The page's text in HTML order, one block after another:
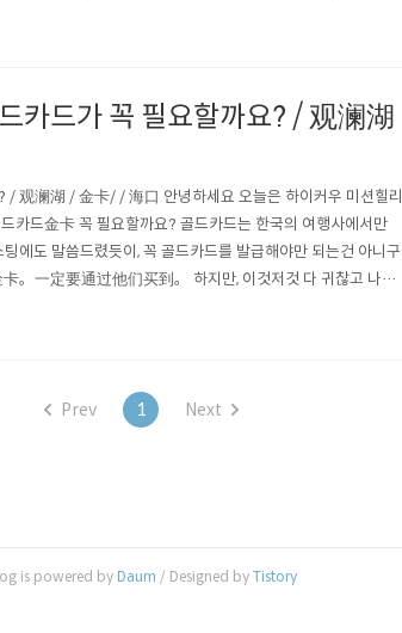
바로 해결할 수 있어 만족스러웠습니다. 직원들은 영어에 능
카드가 꼭 필요할까요? / 观澜湖
/ 观澜湖 / 金卡/ / 海口 안녕하세요 오늘은 하이커우 미션힐리
카드金卡 꼭 필요할까요? 골드카드는 한국의 여행사에서만
에도 말씀드렸듯이, 꼭 골드카드를 발급해야만 되는건 아니구
。一定要通过他们买到。 하지만, 이것저것 다 귀찮고 나는
, 혹은 여행사에서 좋은가격에 패키지를 구입하셨다면 골드
Prev 1 Next
is powered by Daum / Designed byTistory